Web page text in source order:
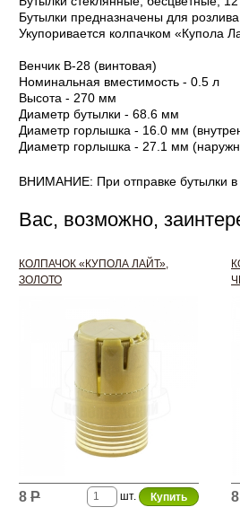
Бутылки предназначены для
Укупоривается колпачком «Купола
Венчик B-28 (винтовая)
Номинальная вместимость - 0.5 л
Высота - 270 мм
Диаметр бутылки - 68.6 мм
Диаметр горлышка - 16.0 мм
Диаметр горлышка - 27.1 мм
ВНИМАНИЕ: При отправке бутылки в
Вас, возможно,
КОЛПАЧОК «КУПОЛА ЛАЙТ»,
ЗОЛОТО
шт.
8 Р